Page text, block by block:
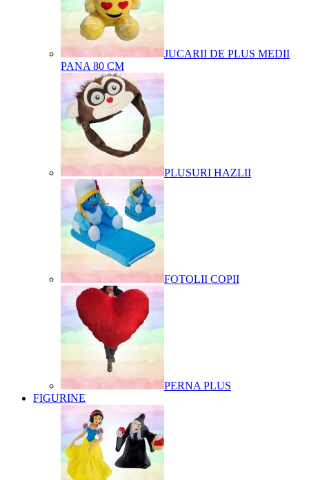
JUCARII DE PLUS MEDII
PANA 80 CM
PLUSURI HAZLII
FOTOLII COPII
PERNA PLUS
FIGURINE